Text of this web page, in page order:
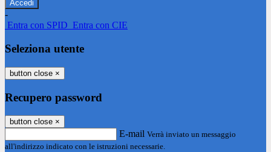
-
Entra con SPID Entra con CIE
Seleziona utente
button close ×
Recupero password
button close ×
E-mail Verrà inviato un messaggio
all'indirizzo indicato con le istruzioni necessarie.